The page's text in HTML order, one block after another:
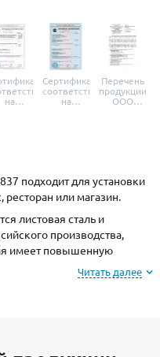
на
Сертификат
соответствия
на
Перечень
продукции
ООО
подходит для установки
ресторан или магазин.
листовая сталь и
производства,
имеет повышенную
Читать далее